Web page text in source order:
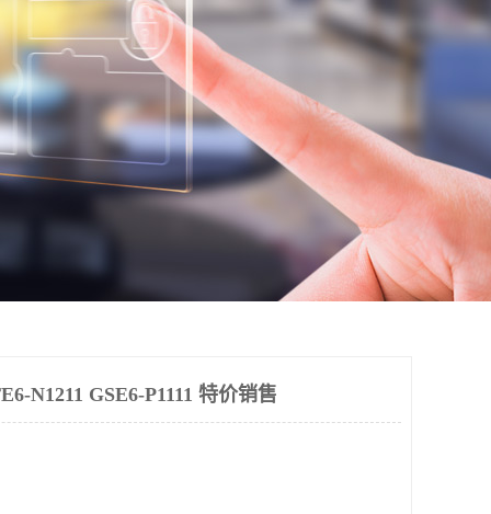
N1211 GSE6-P1111 特价销售